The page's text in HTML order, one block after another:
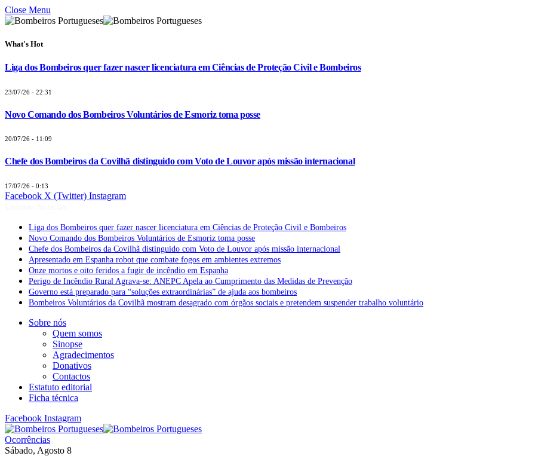
Close Menu
What's Hot
Liga dos Bombeiros quer fazer nascer licenciatura em Ciências de Proteção Civil e Bombeiros
23/07/26 - 22:31
Novo Comando dos Bombeiros Voluntários de Esmoriz toma posse
20/07/26 - 11:09
Chefe dos Bombeiros da Covilhã distinguido com Voto de Louvor após missão internacional
17/07/26 - 0:13
Facebook X (Twitter) Instagram
Liga dos Bombeiros quer fazer nascer licenciatura em Ciências de Proteção Civil e Bombeiros
Novo Comando dos Bombeiros Voluntários de Esmoriz toma posse
Chefe dos Bombeiros da Covilhã distinguido com Voto de Louvor após missão internacional
Apresentado em Espanha robot que combate fogos em ambientes extremos
Onze mortos e oito feridos a fugir de incêndio em Espanha
Perigo de Incêndio Rural Agrava-se: ANEPC Apela ao Cumprimento das Medidas de Prevenção
Governo está preparado para “soluções extraordinárias” de ajuda aos bombeiros
Bombeiros Voluntários da Covilhã mostram desagrado com órgãos sociais e pretendem suspender trabalho voluntário
Sobre nós
Quem somos
Sinopse
Agradecimentos
Donativos
Contactos
Estatuto editorial
Ficha técnica
Facebook Instagram
Ocorrências
Sábado, Agosto 8